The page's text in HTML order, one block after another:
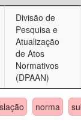
Divisão de
Pesquisa e
Atualização
de Atos
Normativos
(DPAAN)
norma